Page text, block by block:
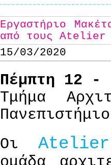
Εργαστήριο
από τους Atelier
15/03/2020
Πέμπτη 12 -
Τμήμα
Οι